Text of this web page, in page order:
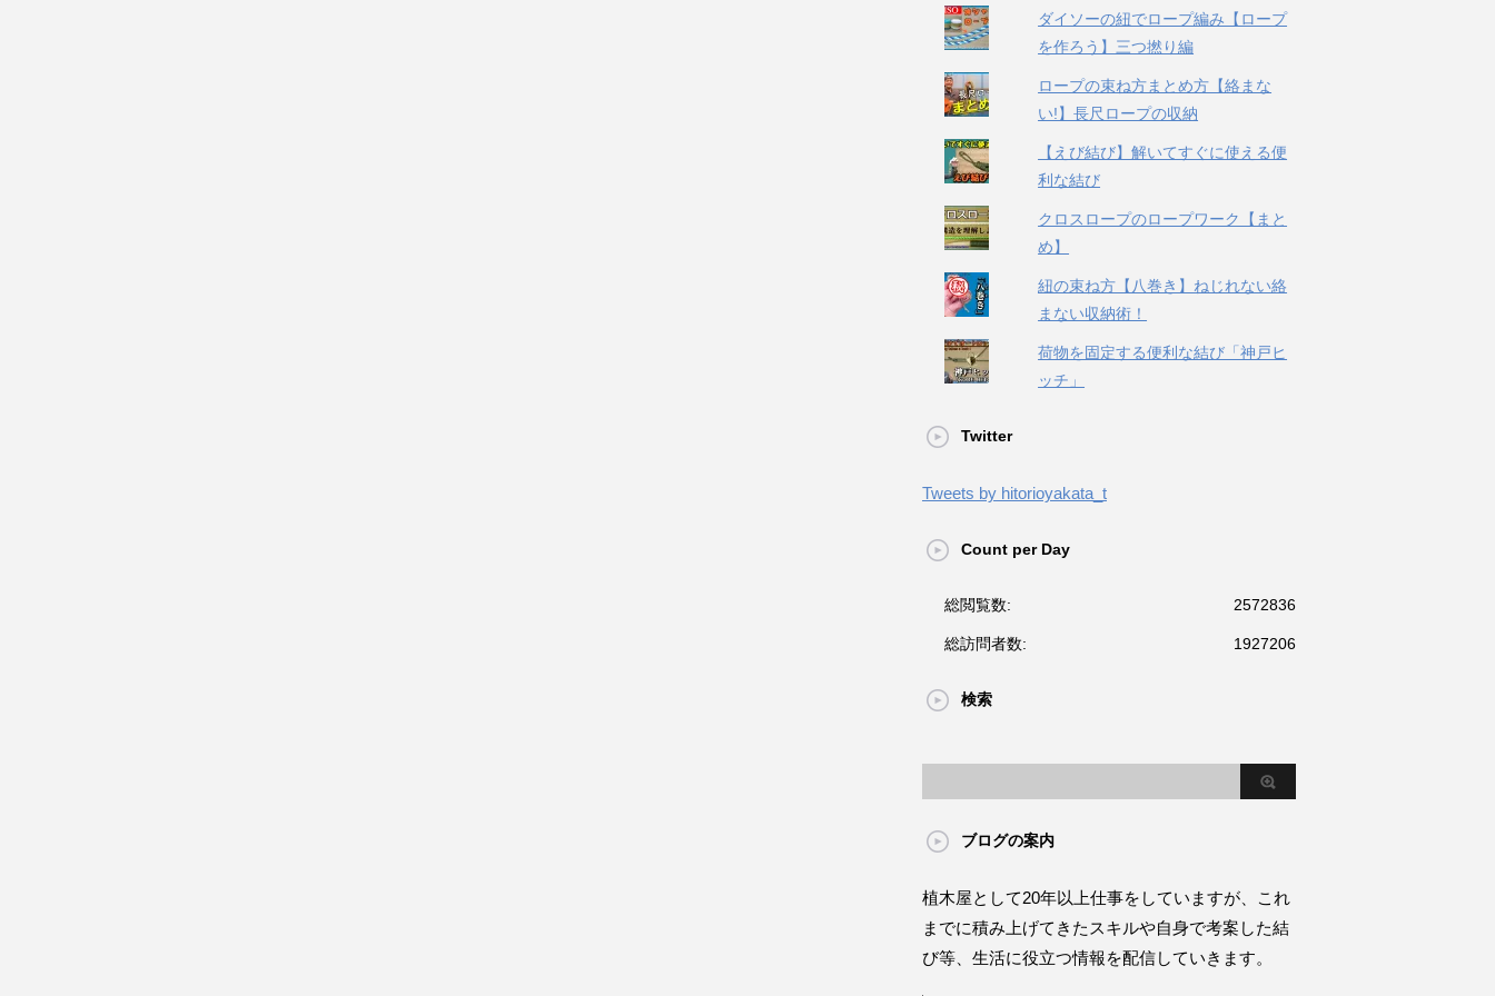
ダイソーの紐でロープ編み【ロープ
を作ろう】三つ撚り編
ロープの束ね方まとめ方【絡まな
い!】長尺ロープの収納
【えび結び】解いてすぐに使える便
利な結び
クロスロープのロープワーク【まと
め】
紐の束ね方【八巻き】ねじれない絡
まない収納術！
荷物を固定する便利な結び「神戸ヒ
ッチ」
Twitter
Tweets by hitorioyakata_t
Count per Day
2572836
総閲覧数:
1927206
総訪問者数:
検索
ブログの案内
植木屋として20年以上仕事をしていますが、これ
までに積み上げてきたスキルや自身で考案した結
び等、生活に役立つ情報を配信していきます。